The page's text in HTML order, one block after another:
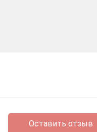
Оставить отзыв